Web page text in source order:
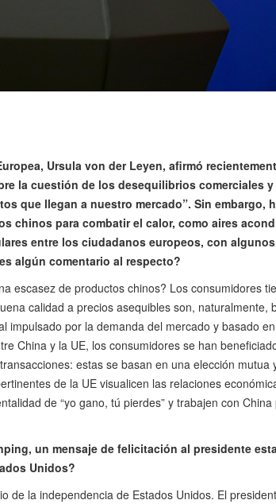
Ursula von der Leyen, afirmó
la cuestión de los desequilibrios comerciales
que llegan a nuestro mercado”. Sin embargo,
chinos para combatir el calor, como aires
entre los ciudadanos europeos, con
algún comentario al respecto?
escasez de productos chinos? Los consumidores
calidad a precios asequibles son, naturalmente,
impulsado por la demanda del mercado y basado
China y la UE, los consumidores se han
estas se basan en una elección mutua
de la UE visualicen las relaciones
de “yo gano, tú pierdes” y trabajen con
un mensaje de felicitación al presidente
Unidos?
de la independencia de Estados Unidos. El